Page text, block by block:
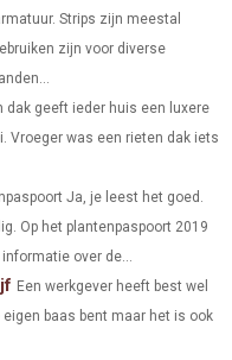
R
O
K
D
N
O
Strips zijn meestal
zijn voor diverse
dak geeft ieder huis een luxere
Vroeger was een rieten dak iets
Ja, je leest het goed.
Op het plantenpaspoort 2019
over de...
Een werkgever heeft best wel
baas bent maar het is ook